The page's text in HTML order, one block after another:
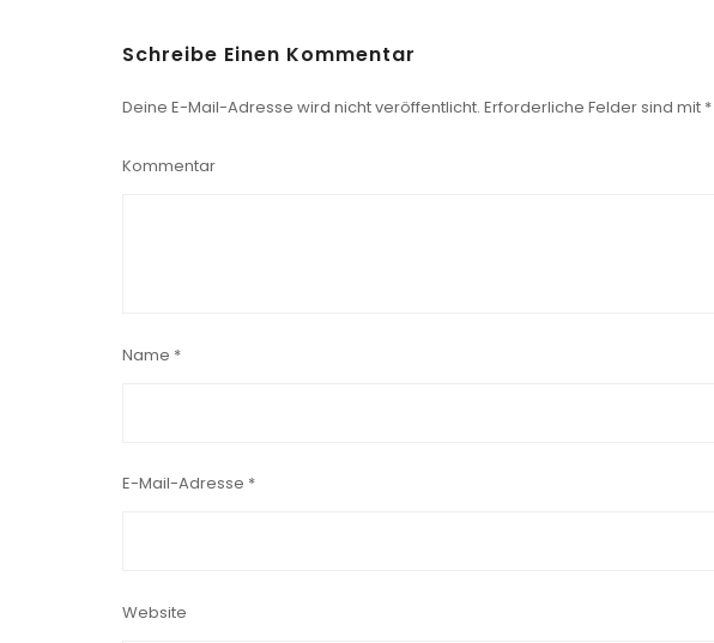
Schreibe Einen Kommentar
Deine E-Mail-Adresse wird nicht veröffentlicht. Erforderliche Felder sind mit *
Kommentar
Name *
E-Mail-Adresse *
Website